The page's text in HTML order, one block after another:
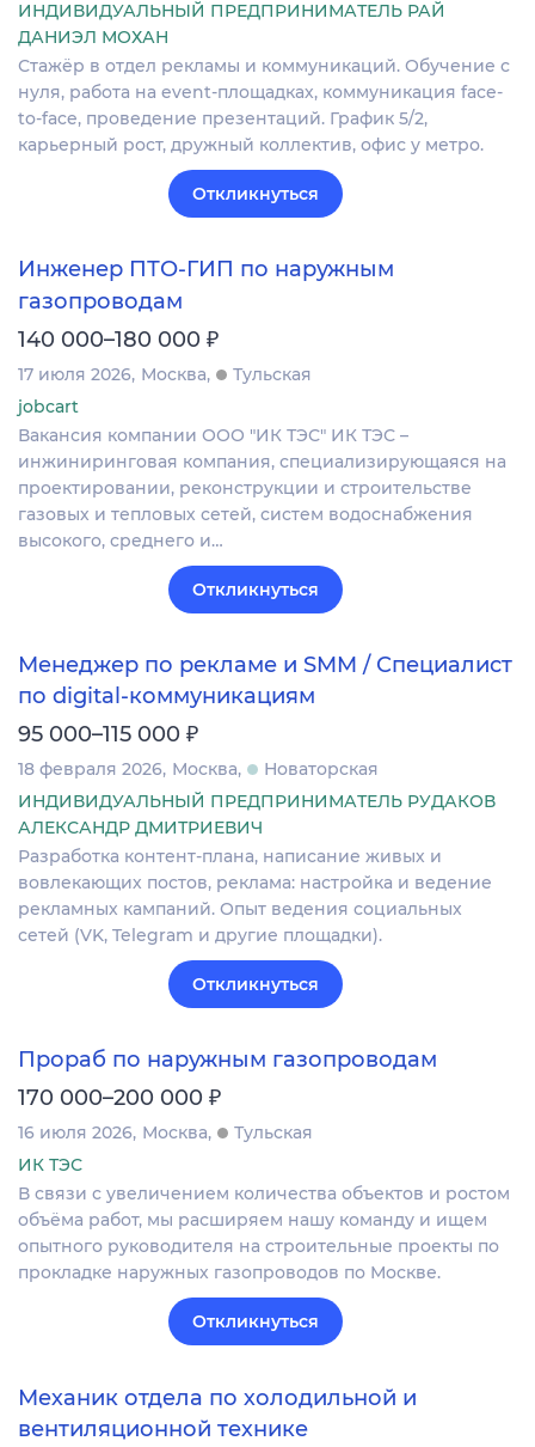
ИНДИВИДУАЛЬНЫЙ ПРЕДПРИНИМАТЕЛЬ РАЙ
ДАНИЭЛ МОХАН
Стажёр в отдел рекламы и коммуникаций. Обучение с
нуля, работа на event-площадках, коммуникация face-
to-face, проведение презентаций. График 5/2,
карьерный рост, дружный коллектив, офис у метро.
Откликнуться
Инженер ПТО-ГИП по наружным
газопроводам
140 000–180 000 ₽
17 июля 2026 Москва
Тульская
jobcart
Вакансия компании ООО "ИК ТЭС" ИК ТЭС –
инжиниринговая компания, специализирующаяся на
проектировании, реконструкции и строительстве
газовых и тепловых сетей, систем водоснабжения
высокого, среднего и…
Откликнуться
Менеджер по рекламе и SMM / Специалист
по digital-коммуникациям
95 000–115 000 ₽
18 февраля 2026 Москва
Новаторская
ИНДИВИДУАЛЬНЫЙ ПРЕДПРИНИМАТЕЛЬ РУДАКОВ
АЛЕКСАНДР ДМИТРИЕВИЧ
Разработка контент-плана, написание живых и
вовлекающих постов, реклама: настройка и ведение
рекламных кампаний. Опыт ведения социальных
сетей (VK, Telegram и другие площадки).
Откликнуться
Прораб по наружным газопроводам
170 000–200 000 ₽
16 июля 2026 Москва
Тульская
ИК ТЭС
В связи с увеличением количества объектов и ростом
объёма работ, мы расширяем нашу команду и ищем
опытного руководителя на строительные проекты по
прокладке наружных газопроводов по Москве.
Откликнуться
Механик отдела по холодильной и
вентиляционной технике